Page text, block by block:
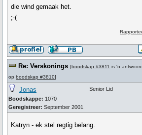
die wind gemaak het.
;-(
Re: Verskonings [boodskap #3811 is 'n antwoord
op boodskap #3810]
Jonas
Boodskappe: 1070
Geregistreer: September 2001
Senior Lid
Katryn - ek stel regtig belang.